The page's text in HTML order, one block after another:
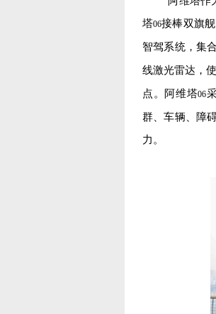
塔06接棒双旗
智驾系统，集
线激光雷达，
点。阿维塔06
群、车辆、障
力。